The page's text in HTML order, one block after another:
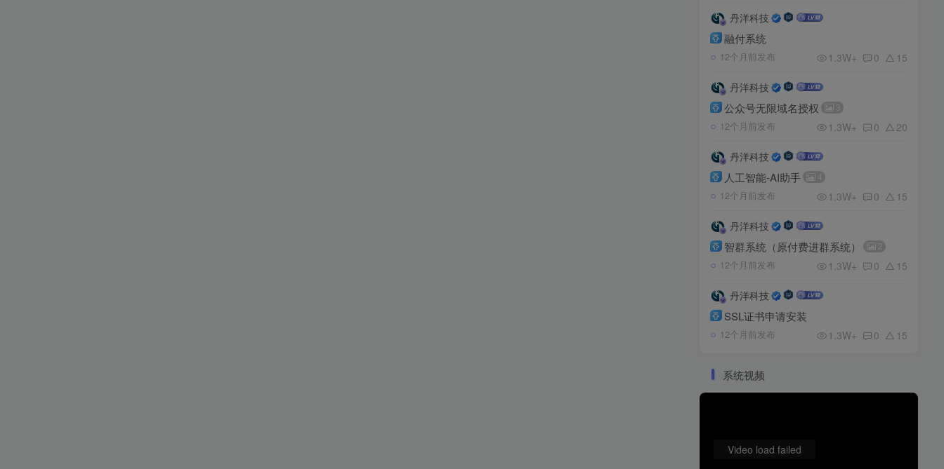
丹洋科技
融付系统
12个月前发布 1.3W+ 0 15
丹洋科技
公众号无限域名授权 3
12个月前发布 1.3W+ 0 20
丹洋科技
人工智能-AI助手 4
12个月前发布 1.3W+ 0 15
丹洋科技
智群系统（原付费进群系统） 2
12个月前发布 1.3W+ 0 15
丹洋科技
SSL证书申请安装
12个月前发布 1.3W+ 0 15
系统视频
Video load failed